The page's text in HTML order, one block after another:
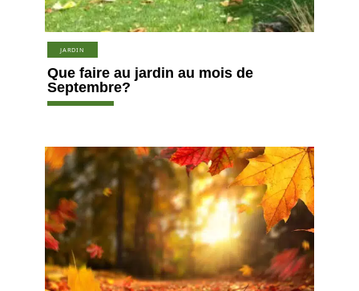
JARDIN
Que faire au jardin au mois de
Septembre?